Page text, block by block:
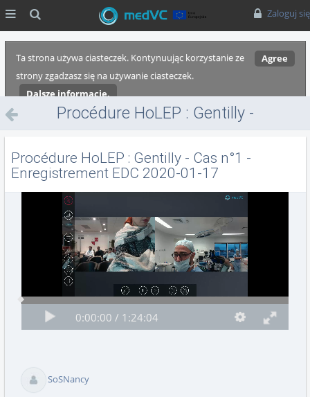
Zaloguj się
Agree
Ta strona używa ciasteczek. Kontynuując korzystanie ze
strony zgadzasz się na używanie ciasteczek.
Dalsze informacje.
Procédure HoLEP : Gentilly -
Cas n°1 - Enregistrement EDC
2020-01-17
Procédure HoLEP : Gentilly - Cas n°1 -
Enregistrement EDC 2020-01-17
Video
progress
Odtwórz
Odtwórz
playing
0:00:00 /
total
1:24:04
Pełny ekran
Quality
selectorPełny
SoSNancy